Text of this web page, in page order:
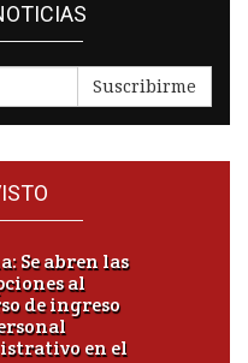
Suscribirme
Se abren las
al
de ingreso
en el